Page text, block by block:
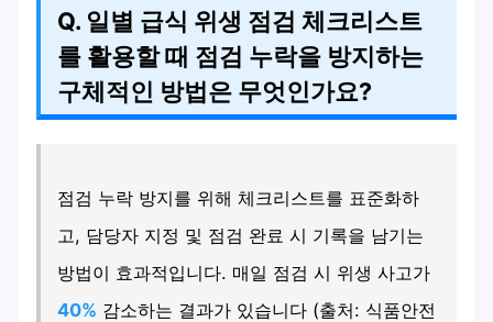
Q. 일별 급식 위생 점검 체크리스트
를 활용할 때 점검 누락을 방지하는
구체적인 방법은 무엇인가요?
점검 누락 방지를 위해 체크리스트를 표준화하
고, 담당자 지정 및 점검 완료 시 기록을 남기는
방법이 효과적입니다. 매일 점검 시 위생 사고가
40% 감소하는 결과가 있습니다 (출처: 식품안전